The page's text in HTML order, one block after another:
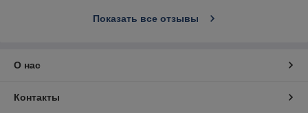
Показать все отзывы
О нас
Контакты